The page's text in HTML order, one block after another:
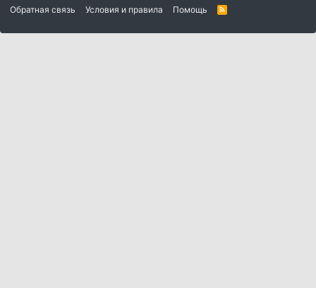
Обратная связь Условия и правила Помощь